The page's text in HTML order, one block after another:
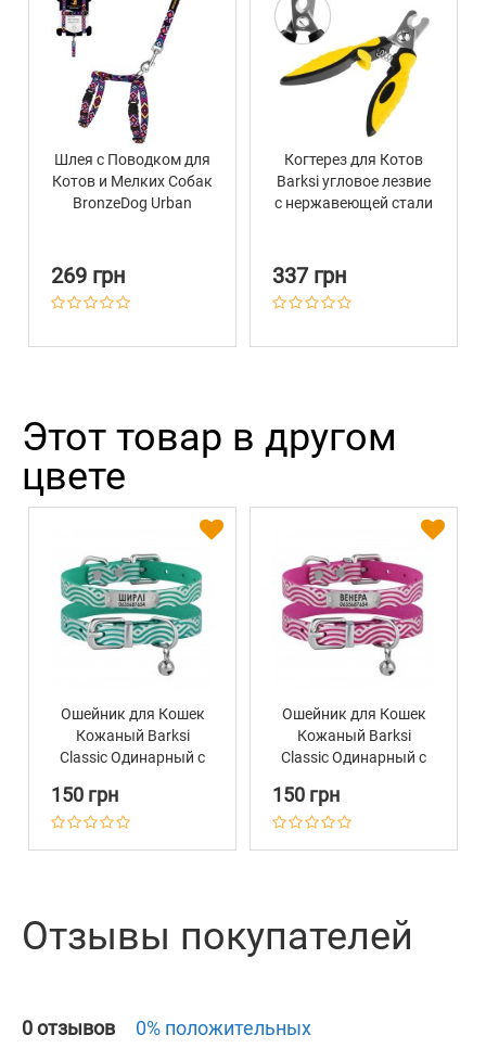
Шлея с Поводком для
Котов и Мелких Собак
BronzeDog Urban
269 грн
Когтерез для Котов
Barksi угловое лезвие
с нержавеющей стали
337 грн
Этот товар в другом
цвете
Ошейник для Кошек
Кожаный Barksi
Classic Одинарный с
Тиснением Волна
Бирюзовый
150 грн
Ошейник для Кошек
Кожаный Barksi
Classic Одинарный с
Тиснением Волна
Розовый
150 грн
Отзывы покупателей
0 отзывов 0% положительных